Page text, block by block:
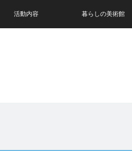
活動内容 暮らしの美術館